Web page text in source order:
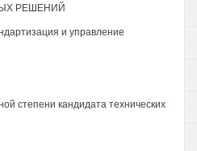
РЕШЕНИЙ
и управление
степени кандидата технических